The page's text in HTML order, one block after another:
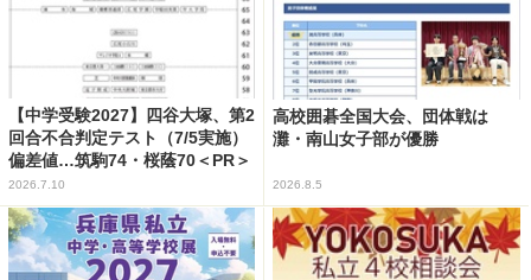
【中学受験2027】四谷大塚、第2
回合不合判定テスト（7/5実施）
偏差値…筑駒74・桜蔭70＜PR＞
2026.7.10
高校囲碁全国大会、団体戦は
灘・南山女子部が優勝
2026.8.5